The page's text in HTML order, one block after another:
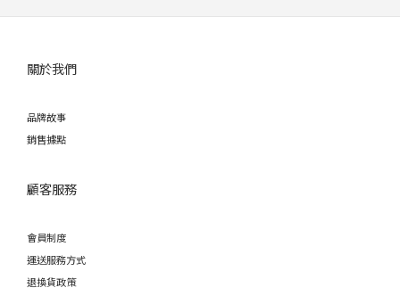
關於我們
品牌故事
銷售據點
顧客服務
會員制度
運送服務方式
退換貨政策